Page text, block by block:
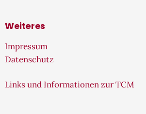
Weiteres
Impressum
Datenschutz
Links und Informationen zur TCM